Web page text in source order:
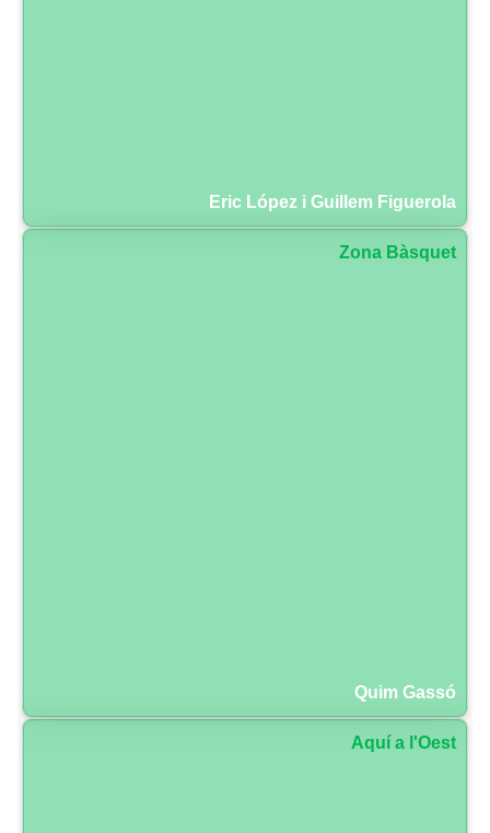
Eric López i Guillem Figuerola
Zona Bàsquet
Quim Gassó
Aquí a l'Oest